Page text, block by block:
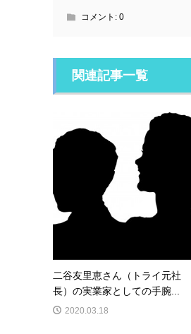
コメント: 0
関連記事一覧
二谷友里恵さん（トライ元社
長）の実業家としての手腕...
2020.03.18